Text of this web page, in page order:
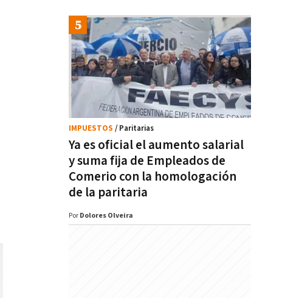
Ya es oficial el aumento salarial
y suma fija de Empleados de
Comerio con la homologación
de la paritaria
IMPUESTOS / Paritarias
Por Dolores Olveira